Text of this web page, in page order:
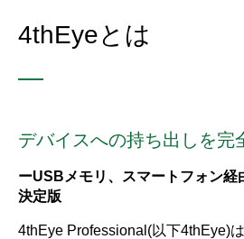
4thEyeとは
—
デバイスへの持ち出しを完
ーUSBメモリ、スマートフォン経
決定版
4thEye Professional(以下4thEye)